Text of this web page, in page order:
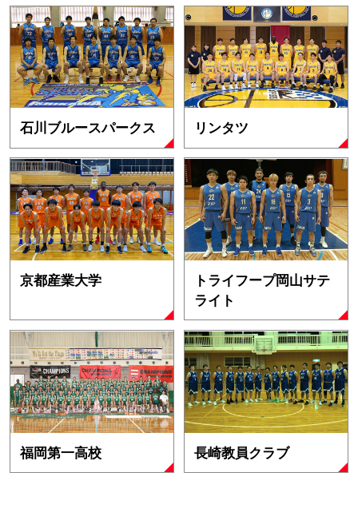
石川ブルースパークス リンタツ
京都産業大学
トライフープ岡山サテ
ライト
福岡第一高校 長崎教員クラブ